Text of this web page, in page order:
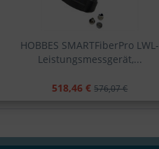
HOBBES SMARTFiberPro LWL-
Leistungsmessgerät,...
518,46 € 576,07 €